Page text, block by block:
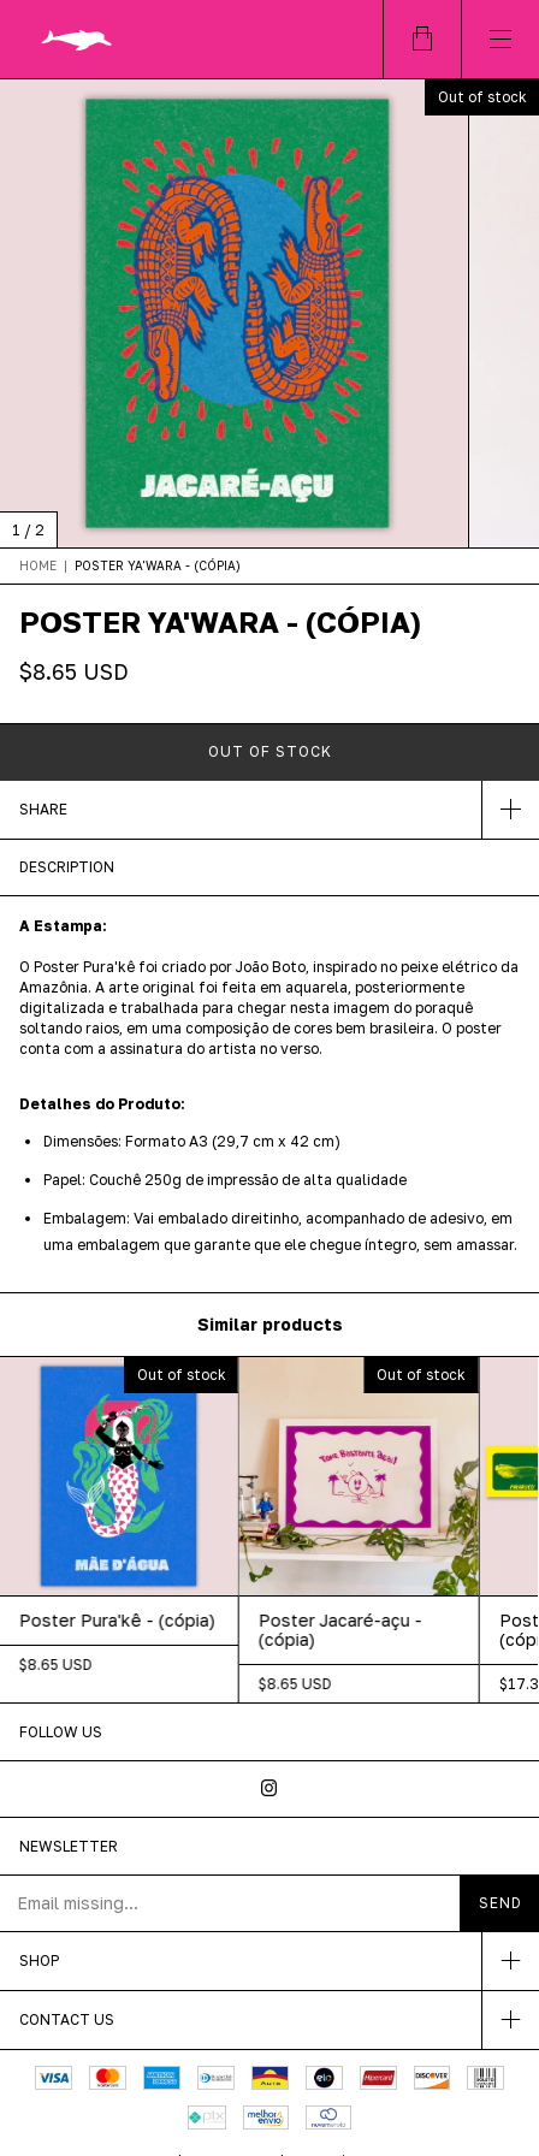
Out of stock
1 / 2
HOME | POSTER YA'WARA - (CÓPIA)
POSTER YA'WARA - (CÓPIA)
$8.65 USD
SHARE
DESCRIPTION
A Estampa:
O Poster Pura'kê foi criado por João Boto, inspirado no peixe elétrico da
Amazônia. A arte original foi feita em aquarela, posteriormente
digitalizada e trabalhada para chegar nesta imagem do poraquê
soltando raios, em uma composição de cores bem brasileira. O poster
conta com a assinatura do artista no verso.
Detalhes do Produto:
Dimensões: Formato A3 (29,7 cm x 42 cm)
Papel: Couchê 250g de impressão de alta qualidade
Embalagem: Vai embalado direitinho, acompanhado de adesivo, em
uma embalagem que garante que ele chegue íntegro, sem amassar.
Similar products
Out of stock
Poster Pura'kê - (cópia)
$8.65 USD
Out of stock
Poster Jacaré-açu -
(cópia)
$8.65 USD
FOLLOW US
NEWSLETTER
SHOP
CONTACT US